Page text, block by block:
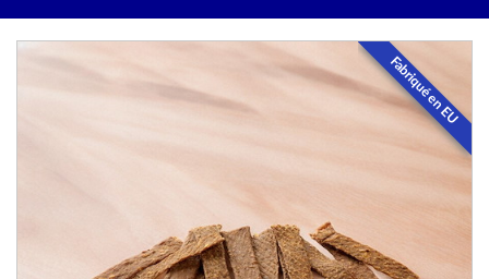
Fabriqué en EU